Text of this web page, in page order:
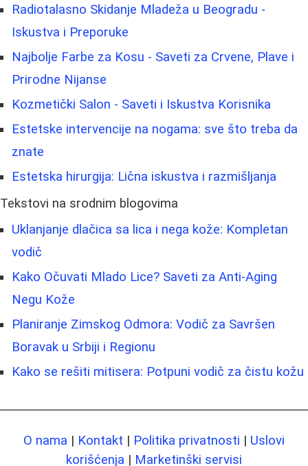
Radiotalasno Skidanje Mladeža u Beogradu -
Iskustva i Preporuke
Najbolje Farbe za Kosu - Saveti za Crvene, Plave i
Prirodne Nijanse
Kozmetički Salon - Saveti i Iskustva Korisnika
Estetske intervencije na nogama: sve što treba da
znate
Estetska hirurgija: Lična iskustva i razmišljanja
Tekstovi na srodnim blogovima
Uklanjanje dlačica sa lica i nega kože: Kompletan
vodič
Kako Očuvati Mlado Lice? Saveti za Anti-Aging
Negu Kože
Planiranje Zimskog Odmora: Vodič za Savršen
Boravak u Srbiji i Regionu
Kako se rešiti mitisera: Potpuni vodič za čistu kožu
O nama | Kontakt | Politika privatnosti | Uslovi
korišćenja | Marketinški servisi